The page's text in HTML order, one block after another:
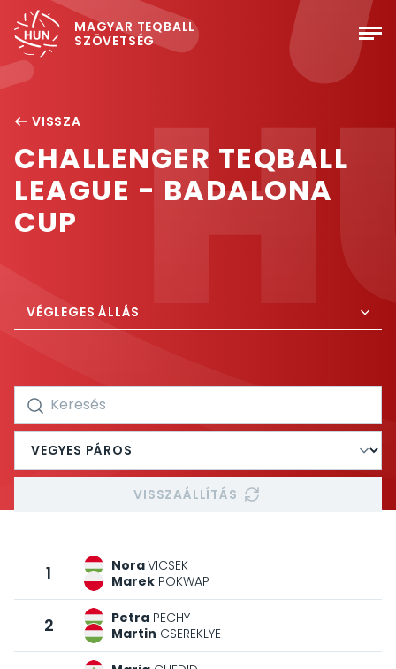
MAGYAR TEQBALL
SZÖVETSÉG
VISSZA
CHALLENGER TEQBALL
LEAGUE - BADALONA
CUP
VÉGLEGES ÁLLÁS
VISSZAÁLLÍTÁS
1 NoraVICSEK
Marek POKWAP
2 Petra PECHY
Martin CSEREKLYE